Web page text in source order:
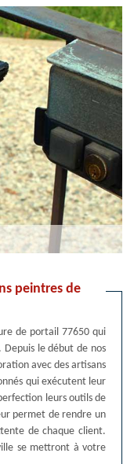
peintres de
de portail 77650 qui
Depuis le début de nos
avec des artisans
qui exécutent leur
leurs outils de
permet de rendre un
de chaque client.
se mettront à votre